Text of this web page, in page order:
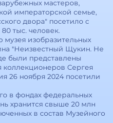
мастеров,
императорской семье,
двора" посетило с
тыс. человек.
музея изобразительных
"Неизвестный Щукин. Не
были представлены
коллекционеров Сергея
26 ноября 2024 посетили
в фондах федеральных
хранится свыше 20 млн
в состав Музейного